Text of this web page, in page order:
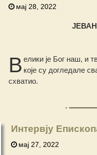
мај 28, 2022
В елики је Бог наш, и
које су догледале
схватио.
Интервју
мај 27, 2022